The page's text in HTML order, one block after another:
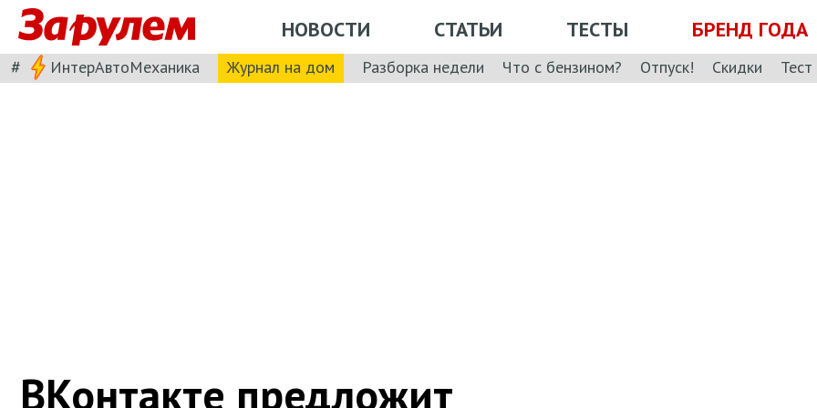
НОВОСТИ СТАТЬИ ТЕСТЫ БРЕНД ГОДА
# ИнтерАвтоМеханика Журнал на дом Разборка недели Что с бензином? Отпуск! Скидки
ВКонтакте предложит